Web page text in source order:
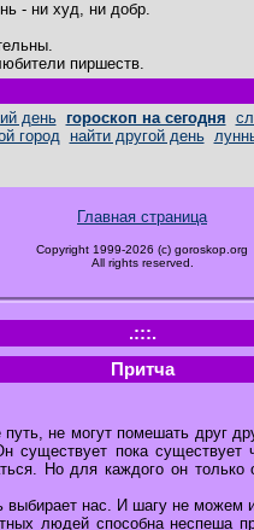
- ни худ, ни добр.
пиршеств.
день гороскоп на сегодня
город
найти другой день
Главная страница
Copyright 1999-2026 (c) goroskop.org
All rights reserved.
.:::.
Притча
не могут помешать друг
существует пока существует
Но для каждого он
нас. И шагу не можем
людей способна неспеша